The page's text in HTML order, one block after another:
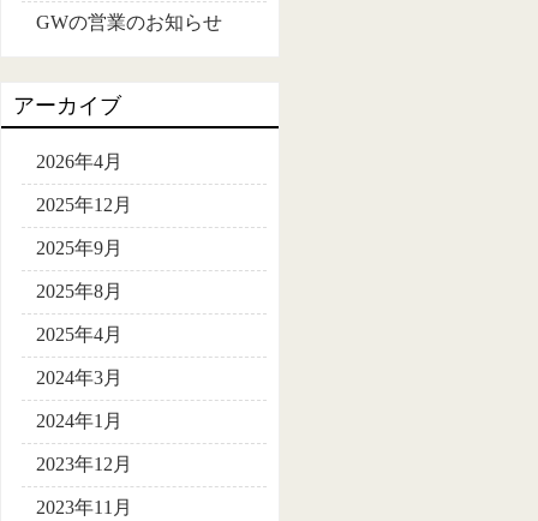
GWの営業のお知らせ
アーカイブ
2026年4月
2025年12月
2025年9月
2025年8月
2025年4月
2024年3月
2024年1月
2023年12月
2023年11月